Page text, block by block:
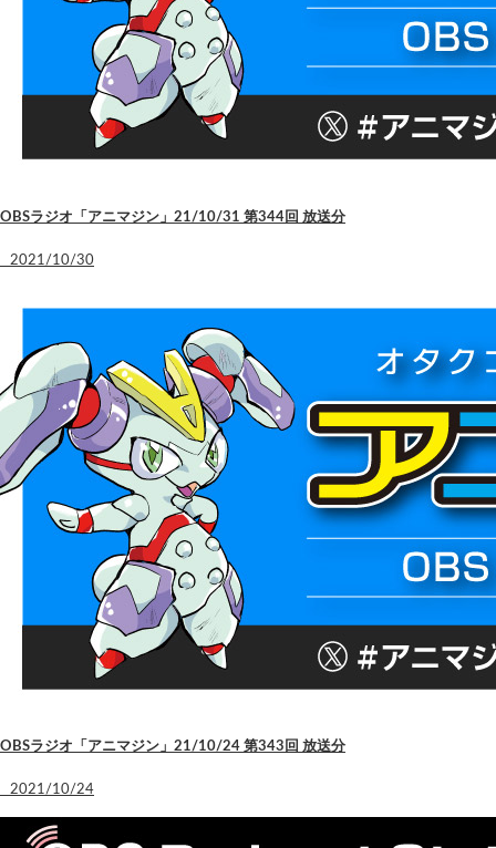
OBSラジオ「アニマジン」21/10/31 第344回 放送分
2021/10/30
OBSラジオ「アニマジン」21/10/24 第343回 放送分
2021/10/24